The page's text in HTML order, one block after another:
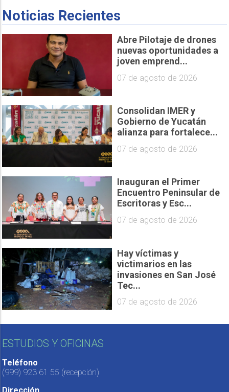
Noticias Recientes
Abre Pilotaje de drones
nuevas oportunidades a
joven emprend...
07 de agosto de 2026
Consolidan IMER y
Gobierno de Yucatán
alianza para fortalece...
07 de agosto de 2026
Inauguran el Primer
Encuentro Peninsular de
Escritoras y Esc...
07 de agosto de 2026
Hay víctimas y
victimarios en las
invasiones en San José
Tec...
07 de agosto de 2026
ESTUDIOS Y OFICINAS
Teléfono
(999) 923 61 55 (recepción)